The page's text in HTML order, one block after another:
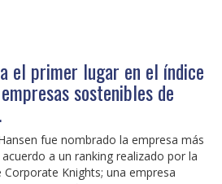
el primer lugar en el índice
sostenibles de
fue nombrado la empresa más
a un ranking realizado por la
Knights; una empresa